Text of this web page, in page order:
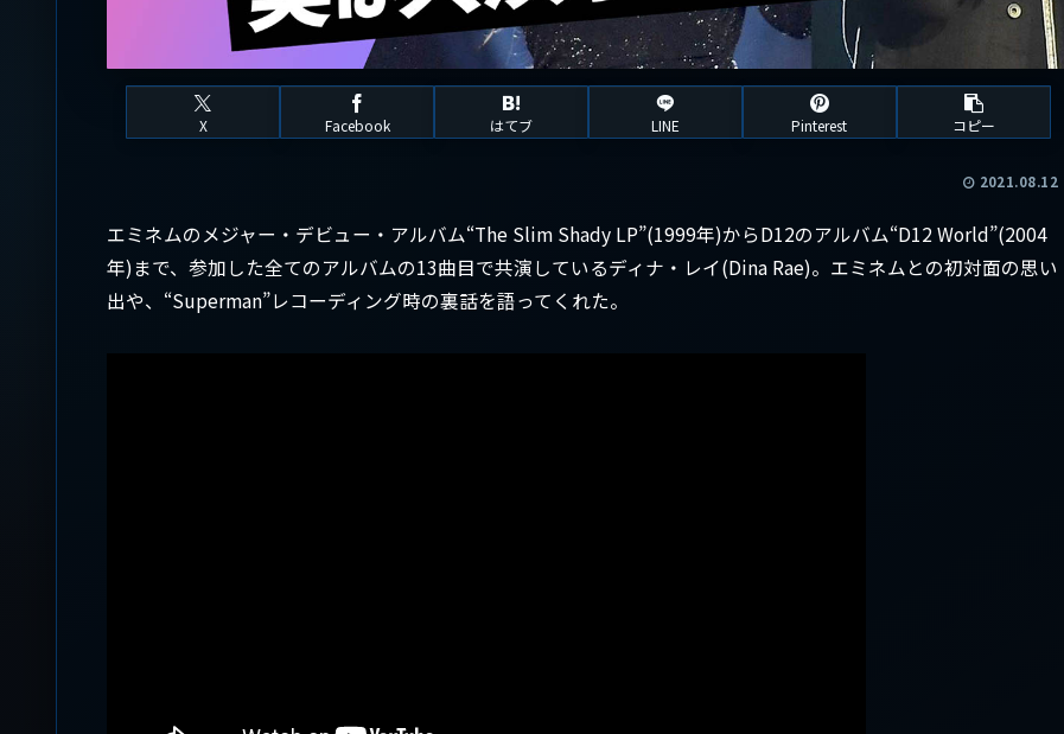
X Facebook はてブ LINE Pinterest コピー
2021.08.12
エミネムのメジャー・デビュー・アルバム“The Slim Shady LP”(1999年)からD12のアルバム“D12 World”(2004
年)まで、参加した全てのアルバムの13曲目で共演しているディナ・レイ(Dina Rae)。エミネムとの初対面の思い
出や、“Superman”レコーディング時の裏話を語ってくれた。